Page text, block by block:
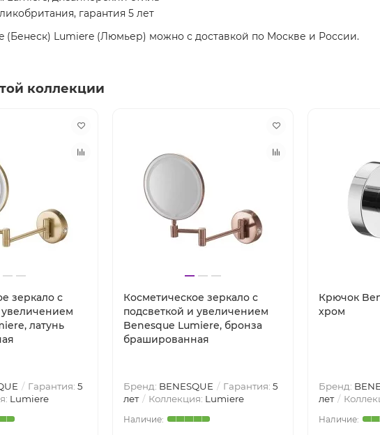
гарантия 5 лет
(Бенеск) Lumiere (Люмьер) можно с доставкой по Москве и России.
коллекции
зеркало с
увеличением
латунь
Гарантия: 5
Lumiere
Косметическое зеркало с
подсветкой и увеличением
Benesque Lumiere, бронза
брашированная
Бренд: BENESQUE Гарантия: 5
лет
Коллекция: Lumiere
Крючок
хром
Бренд:
лет